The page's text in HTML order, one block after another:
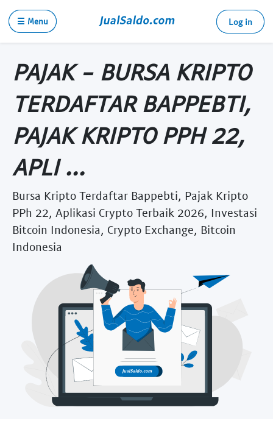
☰ Menu Log in
PAJAK - BURSA KRIPTO
TERDAFTAR BAPPEBTI,
PAJAK KRIPTO PPH 22,
APLI ...
Bursa Kripto Terdaftar Bappebti, Pajak Kripto
PPh 22, Aplikasi Crypto Terbaik 2026, Investasi
Bitcoin Indonesia, Crypto Exchange, Bitcoin
Indonesia